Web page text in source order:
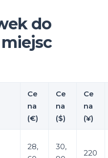
do
Ce
na
(€)
Ce
na
($)
Ce
na
(¥)
28,
30,
220